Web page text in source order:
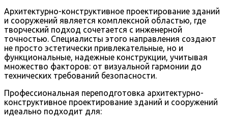
Архитектурно-конструктивное проектирование зданий
и сооружений является комплексной областью, где
творческий подход сочетается с инженерной
точностью. Специалисты этого направления создают
не просто эстетически привлекательные, но и
функциональные, надежные конструкции, учитывая
множество факторов: от визуальной гармонии до
технических требований безопасности.
Профессиональная переподготовка архитектурно-
конструктивное проектирование зданий и сооружений
идеально подходит для: